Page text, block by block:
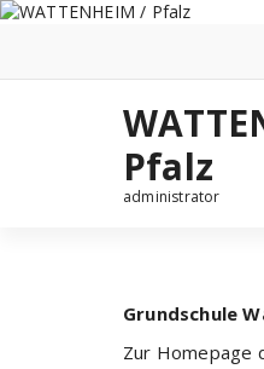
Zum
Pfalz
administrator
Grundschule
Zur Homepage